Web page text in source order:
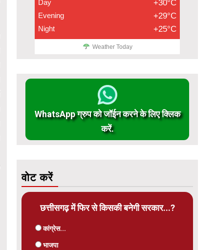
Day +30°C
Evening +29°C
Night +25°C
Weather Today
WhatsApp ग्रुप को जॉईन करने के लिए क्लिक
करें.
वोट करें
छत्तीसगढ़ में फिर से किसकी बनेगी सरकार...?
कांग्रेस...
भाजपा